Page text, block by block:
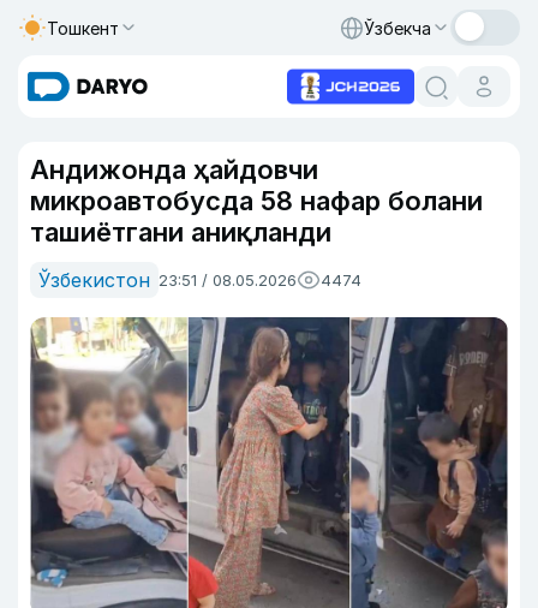
Тошкент Ўзбекча
Андижонда ҳайдовчи
микроавтобусда 58 нафар болани
ташиётгани аниқланди
Ўзбекистон 23:51 / 08.05.2026 4474